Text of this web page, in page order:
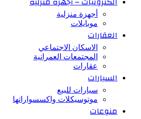
أجهزة منزلية
موبايلات
العقارات
الاسكان الاجتماعي
المجتمعات العمرانية
عقارات
السيارات
سيارات للبيع
موتوسيكلات واكسسواراتها
منوعات